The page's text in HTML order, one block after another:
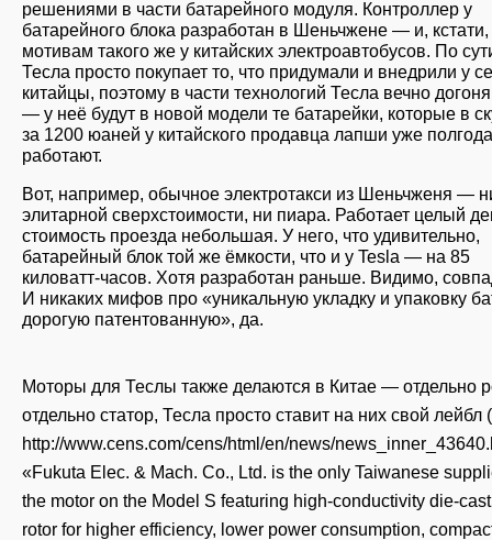
решениями в части батарейного модуля. Контроллер у
батарейного блока разработан в Шеньчжене — и,
мотивам такого же у китайских электроавтобусов. По
Тесла просто покупает то, что придумали и внедрили у
китайцы, поэтому в части технологий Тесла вечно
— у неё будут в новой модели те батарейки, которые в
за 1200 юаней у китайского продавца лапши уже
работают.
Вот, например, обычное электротакси из Шеньчженя —
элитарной сверхстоимости, ни пиара. Работает целый
стоимость проезда небольшая. У него, что удивительно,
батарейный блок той же ёмкости, что и у Tesla — на 85
киловатт-часов. Хотя разработан раньше. Видимо,
И никаких мифов про «уникальную укладку и упаковку
дорогую патентованную», да.
Моторы для Теслы также делаются в Китае — отдельно
отдельно статор, Тесла просто ставит на них свой лейбл
http://www.cens.com/cens/html/en/news/
«Fukuta Elec. & Mach. Co., Ltd. is the only Taiwanese
the motor on the Model S featuring high-conductivity die-
rotor for higher efficiency, lower power consumption,